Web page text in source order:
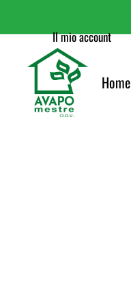
Il mio account
Home